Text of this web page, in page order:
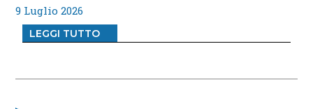
9 Luglio 2026
LEGGI TUTTO